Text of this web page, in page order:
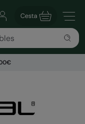
Cesta